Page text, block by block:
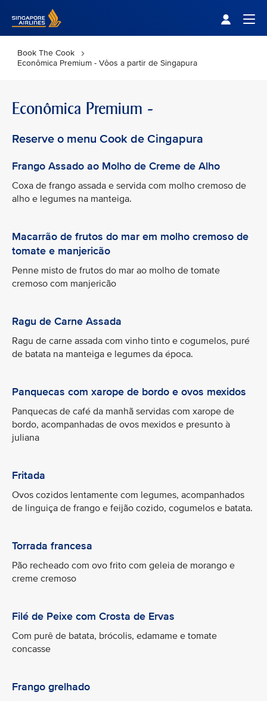
Book The Cook
Econômica Premium - Vôos a partir de Singapura
Econômica Premium -
Reserve o menu Cook de Cingapura
Frango Assado ao Molho de Creme de Alho
Coxa de frango assada e servida com molho cremoso de
alho e legumes na manteiga.
Macarrão de frutos do mar em molho cremoso de
tomate e manjericão
Penne misto de frutos do mar ao molho de tomate
cremoso com manjericão
Ragu de Carne Assada
Ragu de carne assada com vinho tinto e cogumelos, puré
de batata na manteiga e legumes da época.
Panquecas com xarope de bordo e ovos mexidos
Panquecas de café da manhã servidas com xarope de
bordo, acompanhadas de ovos mexidos e presunto à
juliana
Fritada
Ovos cozidos lentamente com legumes, acompanhados
de linguiça de frango e feijão cozido, cogumelos e batata.
Torrada francesa
Pão recheado com ovo frito com geleia de morango e
creme cremoso
Filé de Peixe com Crosta de Ervas
Com purê de batata, brócolis, edamame e tomate
concasse
Frango grelhado